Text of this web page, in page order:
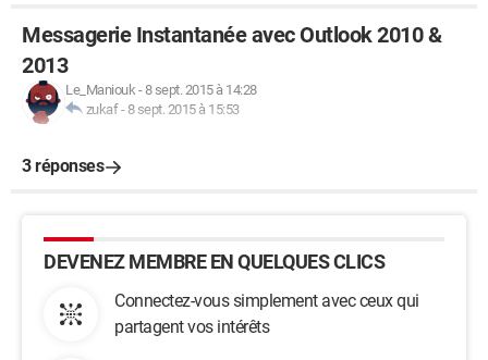
Messagerie Instantanée avec Outlook 2010 &
2013
Le_Maniouk-8 sept. 2015 à 14:28
zukaf- 8 sept. 2015 à 15:53
3 réponses
DEVENEZ MEMBRE EN QUELQUES CLICS
Connectez-vous simplement avec ceux qui
partagent vos intérêts